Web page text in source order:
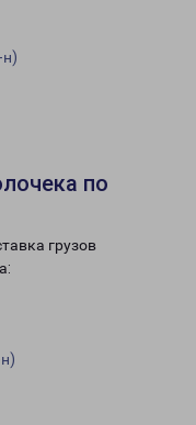
по
грузов